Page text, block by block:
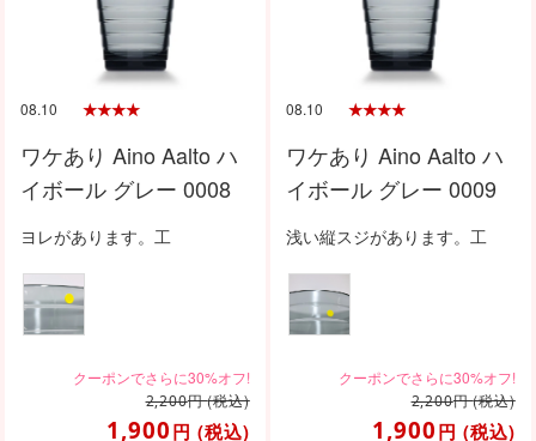
08.10
ワケあり Aino Aalto ハ
イボール グレー 0008
ヨレがあります。工
2,200円(税込)
1,900円 (税込)
08.10
ワケあり Aino Aalto ハ
イボール グレー 0009
浅い縦スジがあります。工
2,200円(税込)
1,900円 (税込)